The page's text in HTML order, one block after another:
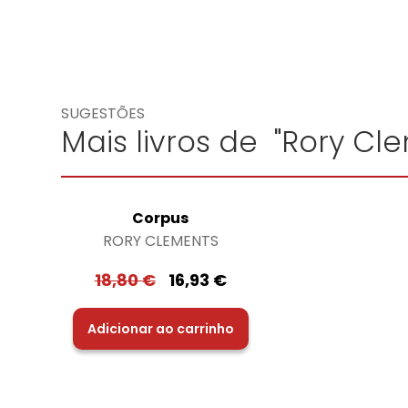
SUGESTÕES
Mais livros de "Rory
Corpus
RORY CLEMENTS
18,80€ 16,93 €
Adicionar ao carrinho